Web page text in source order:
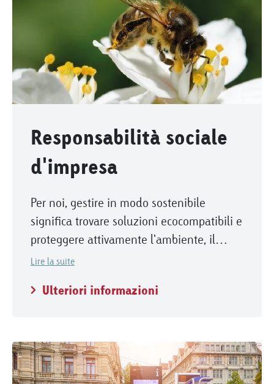
Responsabilità sociale
d'impresa
Per noi, gestire in modo sostenibile
significa trovare soluzioni ecocompatibili e
proteggere attivamente l'ambiente, il
clima e le persone.
Lire la suite
Ulteriori informazioni